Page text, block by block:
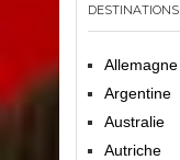
DESTINATIONS
Allemagne
Argentine
Australie
Autriche